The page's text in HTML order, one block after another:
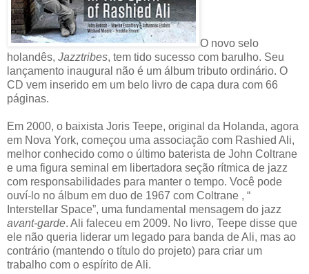
O novo selo
holandês, Jazztribes, tem tido sucesso com barulho. Seu
lançamento inaugural não é um álbum tributo ordinário. O
CD vem inserido em um belo livro de capa dura com 66
páginas.
Em 2000, o baixista Joris Teepe, original da Holanda, agora
em Nova York, começou uma associação com Rashied Ali,
melhor conhecido como o último baterista de John Coltrane
e uma figura seminal em libertadora seção rítmica de jazz
com responsabilidades para manter o tempo. Você pode
ouví-lo no álbum em duo de 1967 com Coltrane , “
Interstellar Space”, uma fundamental mensagem do jazz
avant-garde. Ali faleceu em 2009. No livro, Teepe disse que
ele não queria liderar um legado para banda de Ali, mas ao
contrário (mantendo o título do projeto) para criar um
trabalho com o espírito de Ali.